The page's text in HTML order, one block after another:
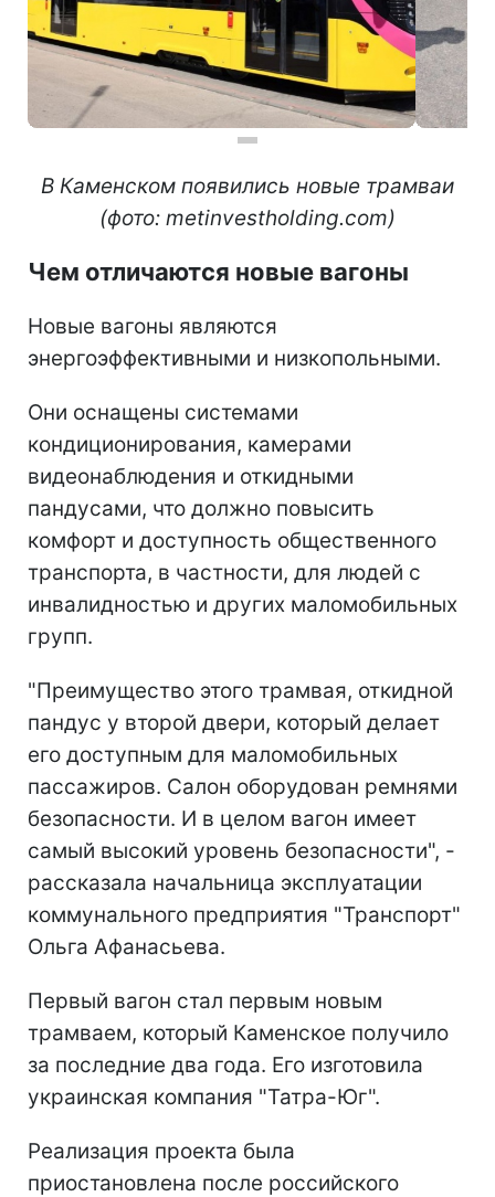
В Каменском появились новые трамваи
(фото: metinvestholding.com)
Чем отличаются новые вагоны
Новые вагоны являются
энергоэффективными и низкопольными.
Они оснащены системами
кондиционирования, камерами
видеонаблюдения и откидными
пандусами, что должно повысить
комфорт и доступность общественного
транспорта, в частности, для людей с
инвалидностью и других маломобильных
групп.
"Преимущество этого трамвая, откидной
пандус у второй двери, который делает
его доступным для маломобильных
пассажиров. Салон оборудован ремнями
безопасности. И в целом вагон имеет
самый высокий уровень безопасности", -
рассказала начальница эксплуатации
коммунального предприятия "Транспорт"
Ольга Афанасьева.
Первый вагон стал первым новым
трамваем, который Каменское получило
за последние два года. Его изготовила
украинская компания "Татра-Юг".
Реализация проекта была
приостановлена после российского